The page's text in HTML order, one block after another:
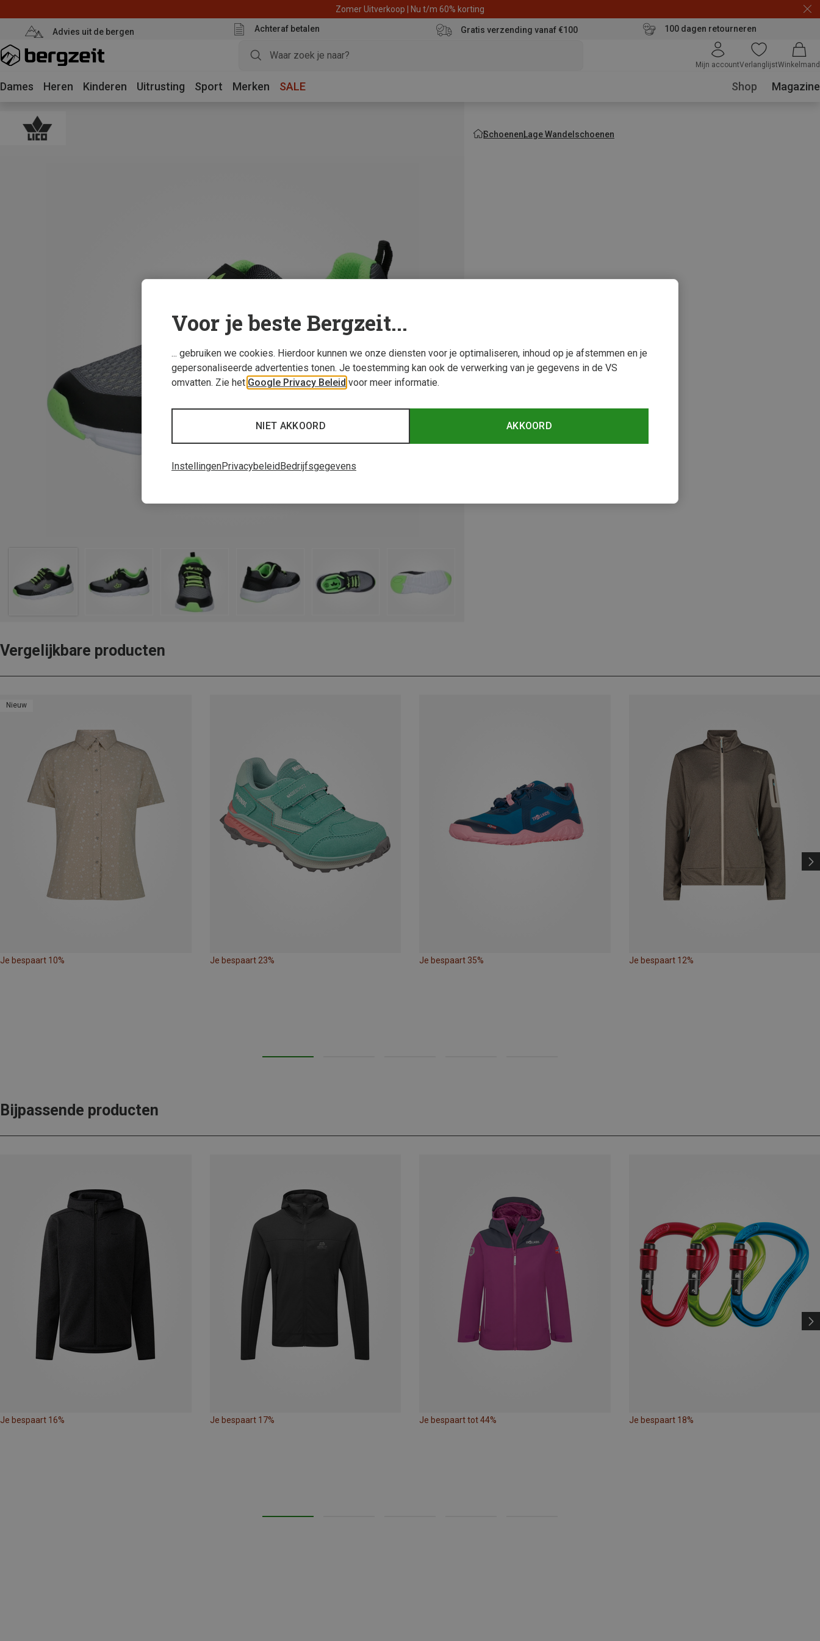
Zomer Uitverkoop | Nu t/m 60% korting
Advies uit de bergen Achteraf betalen Gratis verzending vanaf €100 100 dagen retourneren
Mijn accountVerlanglijstWinkelmand
Dames Heren Kinderen Uitrusting Sport Merken SALE Shop Magazine
SchoenenLage Wandelschoenen
Vergelijkbare producten
Nieuw
Je bespaart 10% Je bespaart 23% Je bespaart 35% Je bespaart 12%
Bijpassende producten
Je bespaart 16% Je bespaart 17% Je bespaart tot 44% Je bespaart 18%
Voor je beste Bergzeit...
... gebruiken we cookies. Hierdoor kunnen we onze diensten voor je optimaliseren, inhoud op je afstemmen en je
gepersonaliseerde advertenties tonen. Je toestemming kan ook de verwerking van je gegevens in de VS
omvatten. Zie het Google Privacy Beleid voor meer informatie.
AKKOORD
NIET AKKOORD
InstellingenPrivacybeleid Bedrijfsgegevens